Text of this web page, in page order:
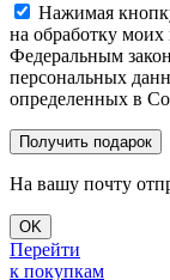
Нажимая
на обработку
Федеральным
персональных
определенных в
На вашу почту
OK
Перейти
к покупкам